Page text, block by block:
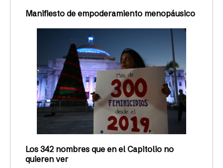
Manifiesto de empoderamiento menopáusico
Los 342 nombres que en el Capitolio no
quieren ver